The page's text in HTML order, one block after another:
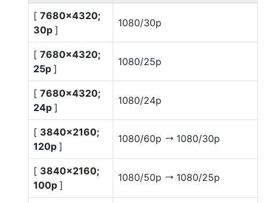
[ 7680×4320;
30p ]
1080/30p
[ 7680×4320;
25p ]
1080/25p
[ 7680×4320;
24p ]
1080/24p
[ 3840×2160;
120p ]
1080/60p V 1080/30p
[ 3840×2160;
100p ]
1080/50p V 1080/25p